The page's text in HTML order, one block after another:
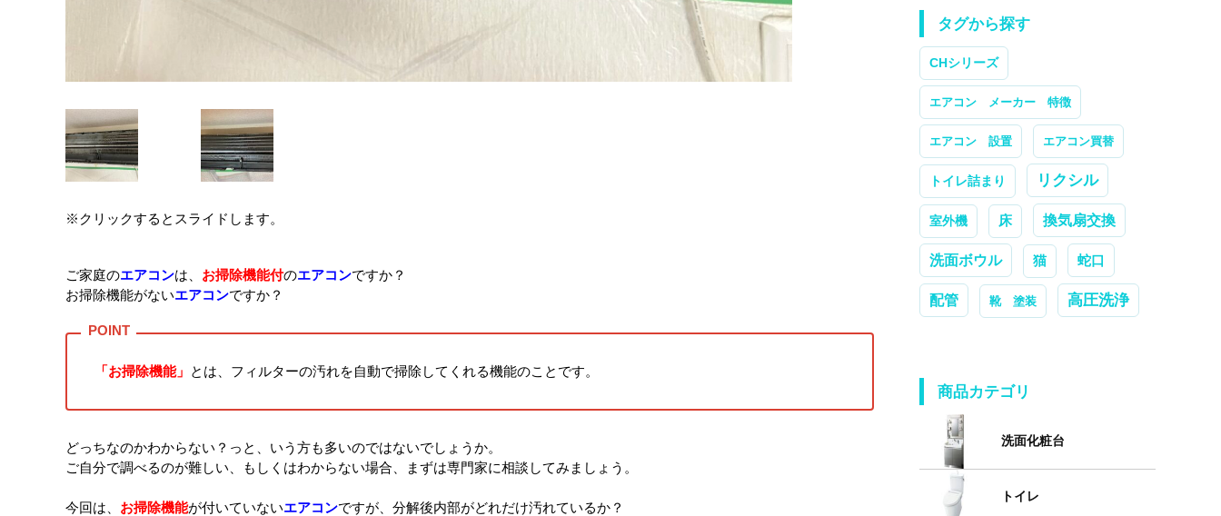
※クリックするとスライドします。
ご家庭のエアコンは、 お掃除機能付のエアコンですか？
お掃除機能がないエアコンですか？
「お掃除機能」 とは、フィルターの汚れを自動で掃除してくれる機能のことです。
どっちなのかわからない？っと、いう方も多いのではないでしょうか。
ご自分で調べるのが難しい、もしくはわからない場合、まずは専門家に相談してみましょう。
今回は、 お掃除機能が付いていないエアコンですが、分解後内部がどれだけ汚れているか？
タグから探す
CHシリーズ
エアコン メーカー 特徴
エアコン 設置 エアコン買替
トイレ詰まり リクシル
室外機 床 換気扇交換
洗面ボウル 猫 蛇口
配管 靴 塗装 高圧洗浄
商品カテゴリ
洗面化粧台
トイレ